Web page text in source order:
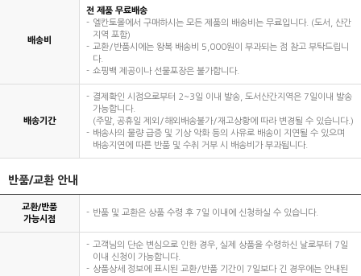
배송비
전 제품 무료배송
엘칸토몰에서 구매하시는 모든 제품의 배송비는 무료입니다. (도서, 산간
지역 포함)
교환/반품시에는 왕복 배송비 5,000원이 부과되는 점 참고 부탁드립니
다.
쇼핑백 제공이나 선물포장은 불가합니다.
배송기간
결제확인 시점으로부터 2~3일 이내 발송, 도서산간지역은 7일이내 발송
가능합니다.
(주말, 공휴일 제외/해외배송불가/재고상황에 따라 변경될 수 있습니다.)
배송사의 물량 급증 및 기상 악화 등의 사유로 배송이 지연될 수 있으며
배송지연에 따른 반품 및 수취 거부 시 배송비가 부과됩니다.
반품/교환 안내
교환/반품
가능시점
반품 및 교환은 상품 수령 후 7일 이내에 신청하실 수 있습니다.
고객님의 단순 변심으로 인한 경우, 실제 상품을 수령하신 날로부터 7일
이내 신청이 가능합니다.
상품상세 정보에 표시된 교환/반품 기간이 7일보다 긴 경우에는 안내된